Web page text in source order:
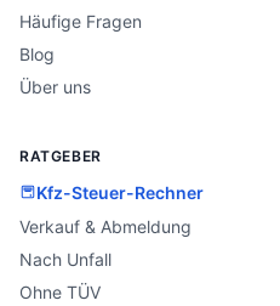
Häufige Fragen
Blog
Über uns
RATGEBER
Kfz-Steuer-Rechner
Verkauf & Abmeldung
Nach Unfall
Ohne TÜV